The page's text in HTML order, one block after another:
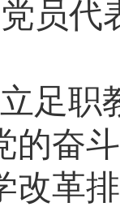
员代
立足职
的奋
改革